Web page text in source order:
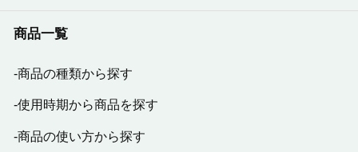
商品一覧
商品の種類から探す
使用時期から商品を探す
商品の使い方から探す